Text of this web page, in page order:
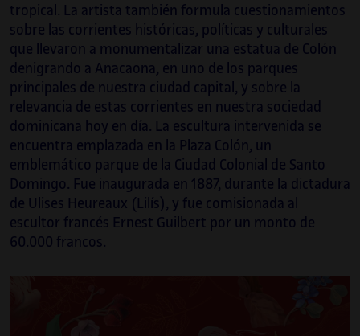
tropical. La artista también formula cuestionamientos
sobre las corrientes históricas, políticas y culturales
que llevaron a monumentalizar una estatua de Colón
denigrando a Anacaona, en uno de los parques
principales de nuestra ciudad capital, y sobre la
relevancia de estas corrientes en nuestra sociedad
dominicana hoy en día. La escultura intervenida se
encuentra emplazada en la Plaza Colón, un
emblemático parque de la Ciudad Colonial de Santo
Domingo. Fue inaugurada en 1887, durante la dictadura
de Ulises Heureaux (Lilís), y fue comisionada al
escultor francés Ernest Guilbert por un monto de
60.000 francos.